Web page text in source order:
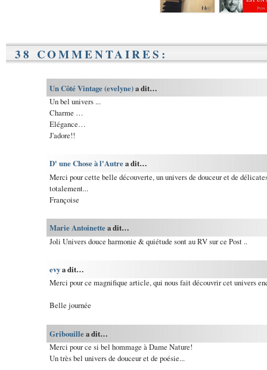
38 COMMENTAIRES:
Un Côté Vintage (evelyne)a dit…
Un bel univers ...
Charme …
Elégance…
J'adore!!
D' une Chose à l'Autrea dit…
Merci pour cette belle découverte, un univers de douceur et de
totalement...
Françoise
Marie Antoinettea dit…
Joli Univers douce harmonie & quiétude sont au RV sur ce Post ..
evya dit…
Merci pour ce magnifique article, qui nous fait découvrir cet univers
Belle journée
Gribouillea dit…
Merci pour ce si bel hommage à Dame Nature!
Un très bel univers de douceur et de poésie...